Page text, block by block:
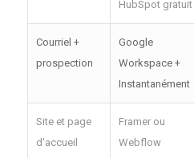
HubSpot gratuit
Courriel +
prospection
Google
Workspace +
Instantanément
Site et page
d'accueil
Framer ou
Webflow